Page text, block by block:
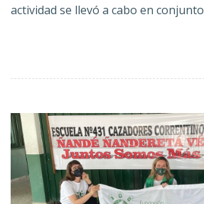
actividad se llevó a cabo en conjunto